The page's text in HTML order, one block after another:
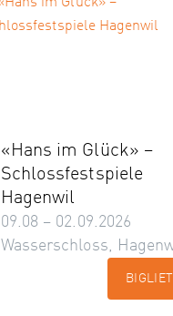
«Hans im Glück» –
Schlossfestspiele
Hagenwil
09.08 – 02.09.2026
Wasserschloss,